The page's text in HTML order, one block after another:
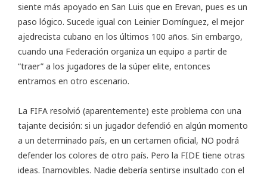
siente más apoyado en San Luis que en Erevan, pues es un
paso lógico. Sucede igual con Leinier Domínguez, el mejor
ajedrecista cubano en los últimos 100 años. Sin embargo,
cuando una Federación organiza un equipo a partir de
“traer” a los jugadores de la súper elite, entonces
entramos en otro escenario.
La FIFA resolvió (aparentemente) este problema con una
tajante decisión: si un jugador defendió en algún momento
a un determinado país, en un certamen oficial, NO podrá
defender los colores de otro país. Pero la FIDE tiene otras
ideas. Inamovibles. Nadie debería sentirse insultado con el